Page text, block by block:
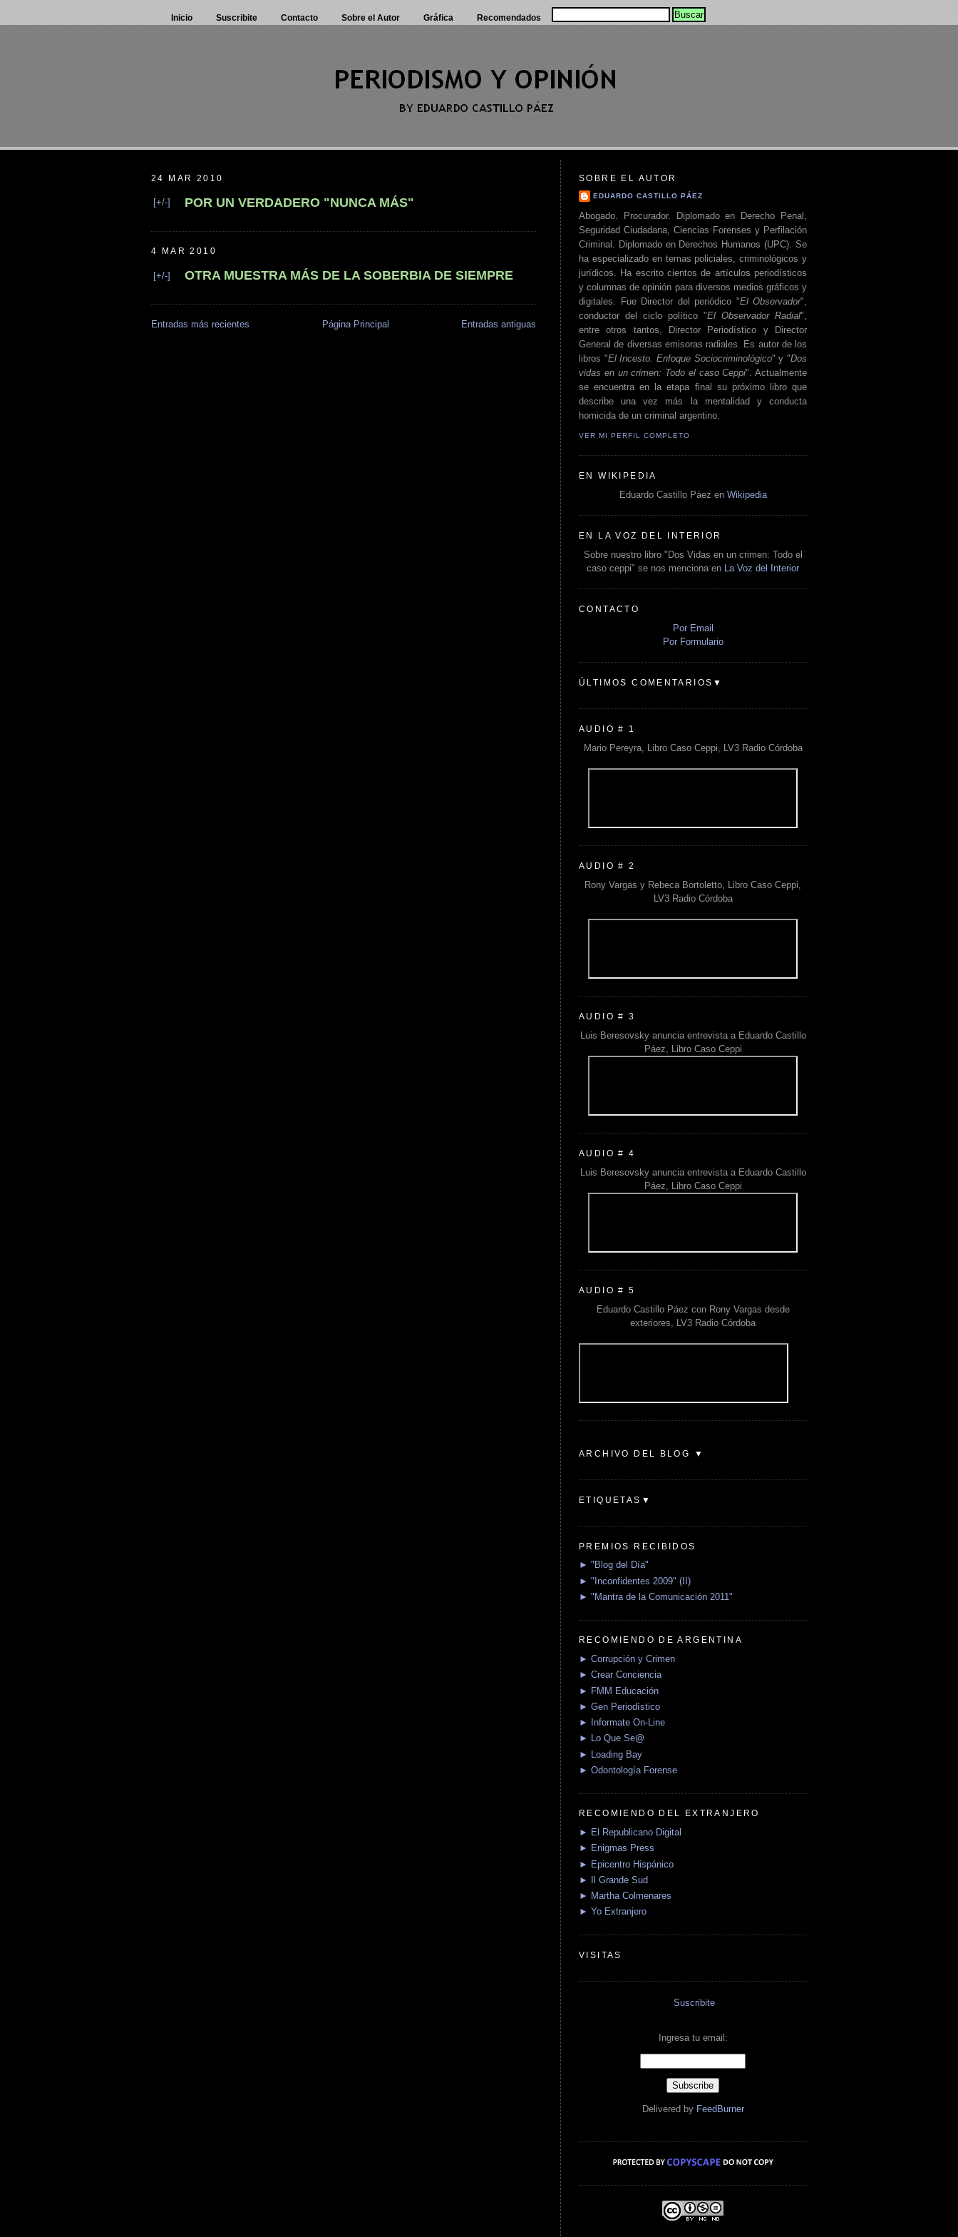
Inicio Suscribite Contacto Sobre el Autor Gráfica Recomendados
24 MAR 2010
[+/-] POR UN VERDADERO "NUNCA MÁS"
4 MAR 2010
[+/-] OTRA MUESTRA MÁS DE LA SOBERBIA DE SIEMPRE
Entradas más recientes Entradas antiguas
Página Principal
SOBRE EL AUTOR
EDUARDO CASTILLO PÁEZ
Abogado. Procurador. Diplomado en Derecho Penal,
Seguridad Ciudadana, Ciencias Forenses y Perfilación
Criminal. Diplomado en Derechos Humanos (UPC). Se
ha especializado en temas policiales, criminológicos y
jurídicos. Ha escrito cientos de artículos periodísticos
y columnas de opinión para diversos medios gráficos y
digitales. Fue Director del periódico "El Observador",
conductor del ciclo político "El Observador Radial",
entre otros tantos, Director Periodístico y Director
General de diversas emisoras radiales. Es autor de los
libros "El Incesto. Enfoque Sociocriminológico" y "Dos
vidas en un crimen: Todo el caso Ceppi". Actualmente
se encuentra en la etapa final su próximo libro que
describe una vez más la mentalidad y conducta
homicida de un criminal argentino.
VER MI PERFIL COMPLETO
EN WIKIPEDIA
Eduardo Castillo Páez en Wikipedia
EN LA VOZ DEL INTERIOR
Sobre nuestro libro "Dos Vidas en un crimen: Todo el
caso ceppi" se nos menciona en
La Voz del Interior
CONTACTO
Por Email
Por Formulario
ÚLTIMOS COMENTARIOS▼
AUDIO # 1
Mario Pereyra, Libro Caso Ceppi, LV3 Radio Córdoba
AUDIO # 2
Rony Vargas y Rebeca Bortoletto, Libro Caso Ceppi,
LV3 Radio Córdoba
AUDIO # 3
Luis Beresovsky anuncia entrevista a Eduardo Castillo
Páez, Libro Caso Ceppi
AUDIO # 4
Luis Beresovsky anuncia entrevista a Eduardo Castillo
Páez, Libro Caso Ceppi
AUDIO # 5
Eduardo Castillo Páez con Rony Vargas desde
exteriores, LV3 Radio Córdoba
ARCHIVO DEL BLOG ▼
ETIQUETAS▼
PREMIOS RECIBIDOS
► "Blog del Día"
► "Inconfidentes 2009" (II)
► "Mantra de la Comunicación 2011"
RECOMIENDO DE ARGENTINA
► Corrupción y Crimen
► Crear Conciencia
► FMM Educación
► Gen Periodístico
► Informate On-Line
► Lo Que Se@
► Loading Bay
► Odontología Forense
RECOMIENDO DEL EXTRANJERO
► El Republicano Digital
► Enigmas Press
► Epicentro Hispánico
► Il Grande Sud
► Martha Colmenares
► Yo Extranjero
VISITAS
Suscribite
Ingresa tu email:
Delivered by FeedBurner